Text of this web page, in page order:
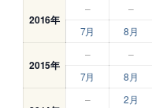
2016年
– –
7月
8月
2015年
– –
7月
8月
– 2月